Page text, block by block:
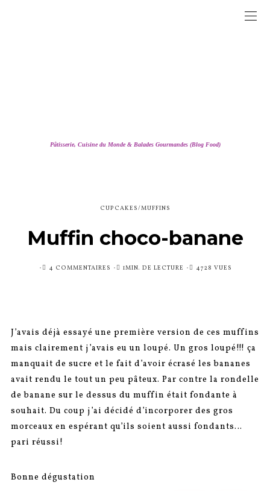
Pâtisserie, Cuisine du Monde & Balades Gourmandes (Blog Food)
CUPCAKES/MUFFINS
Muffin choco-banane
PUBLIÉ4 COMMENTAIRES 1MIN. DE LECTURE 4728 VUES
J’avais déjà essayé une première version de ces muffins
mais clairement j’avais eu un loupé. Un gros loupé!!! ça
manquait de sucre et le fait d’avoir écrasé les bananes
avait rendu le tout un peu pâteux. Par contre la rondelle
de banane sur le dessus du muffin était fondante à
souhait. Du coup j’ai décidé d’incorporer des gros
morceaux en espérant qu’ils soient aussi fondants…
pari réussi!
Bonne dégustation